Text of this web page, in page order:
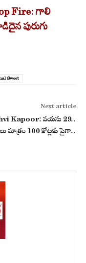
Fire: గాలి
పురుగు
Sweet
Next article
Kapoor: వయసు 29..
మాత్రం 100 కోట్లకు పైగా..